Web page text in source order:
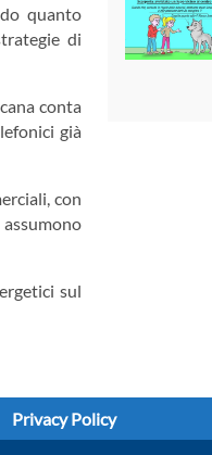
quanto
di
conta
già
con
sul
Privacy Policy